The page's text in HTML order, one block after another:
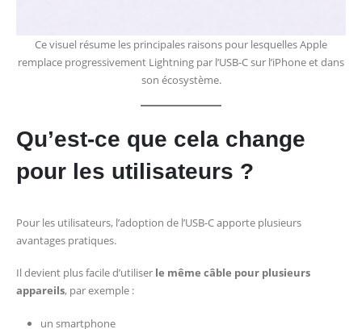
Ce visuel résume les principales raisons pour lesquelles Apple
remplace progressivement Lightning par l’USB-C sur l’iPhone et dans
son écosystème.
Qu’est-ce que cela change
pour les utilisateurs ?
Pour les utilisateurs, l’adoption de l’USB-C apporte plusieurs
avantages pratiques.
Il devient plus facile d’utiliser le même câble pour plusieurs
appareils, par exemple :
un smartphone